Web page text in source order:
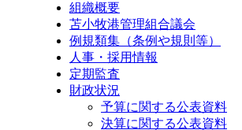
組織概要
苫小牧港管理組合議会
例規類集（条例や規則等）
人事・採用情報
定期監査
財政状況
予算に関する公表資料
決算に関する公表資料